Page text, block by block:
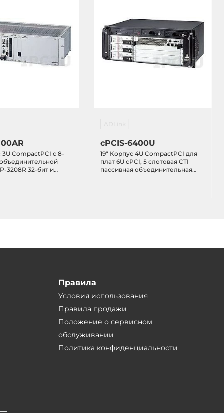
3U CompactPCI с 8-
3208R 32-бит и
cPCIS-6400U
19" Корпус 4U CompactPCI для
плат 6U cPCI, 5 слотовая CTI
пассивная объединительная
Правила
Условия использования
Правила продажи
Положение о сервисном
обслуживании
Политика конфиденциальности